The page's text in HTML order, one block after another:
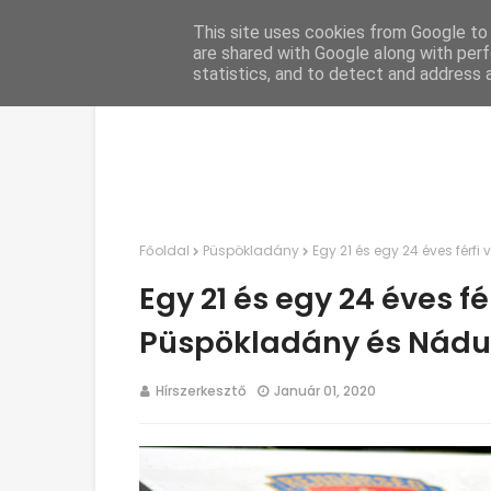
Főoldal Püspökladány Egy 21 és egy 24 éves
Egy 21 és egy 24 éves
Püspökladány és
Hírszerkesztő Január 01, 2020
This site uses cookies from Google
are shared with Google along with
statistics, and to detect and address